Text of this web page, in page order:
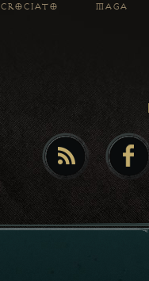
CROCIATO MAGA